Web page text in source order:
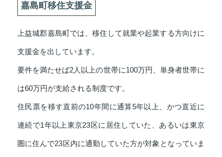
嘉島町移住支援金
上益城郡嘉島町では、移住して就業や起業する方向けに
支援金を出しています。
要件を満たせば2人以上の世帯に100万円、単身者世帯に
は60万円が支給される制度です。
住民票を移す直前の10年間に通算5年以上、かつ直近に
連続で1年以上東京23区に居住していた、あるいは東京
圏に住んで23区内に通勤していた方が対象となっていま